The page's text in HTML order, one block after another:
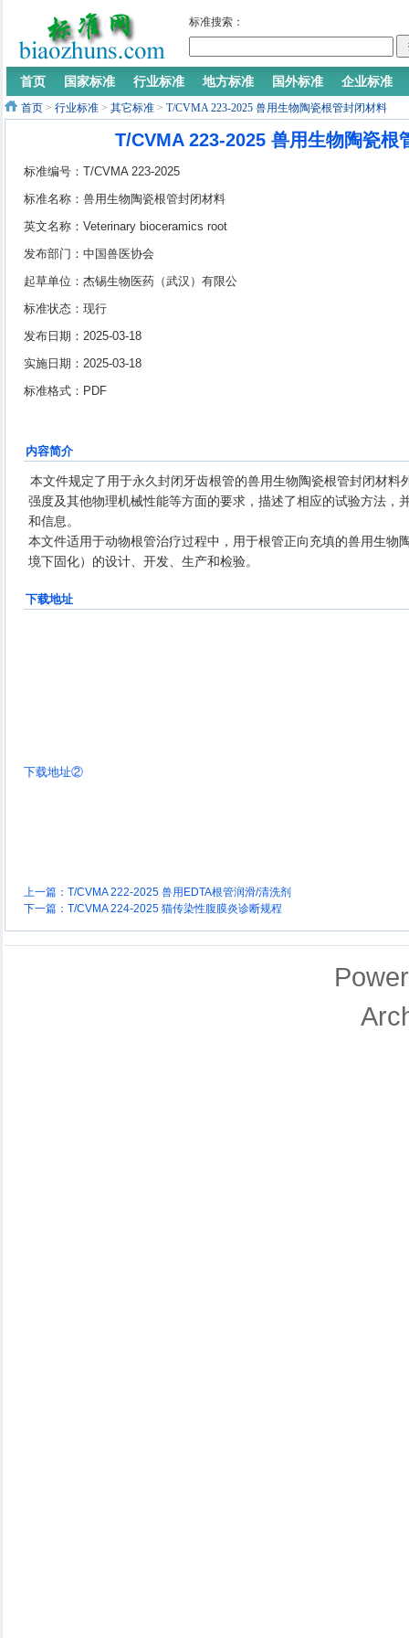
标准搜索：
首页 国家标准 行业标准 地方标准 国外标准 企业标准
首页 > 行业标准 > 其它标准 > T/CVMA 223-2025 兽用生物陶瓷根管封闭材料
T/CVMA 223-2025 兽用生物陶瓷根
标准编号：T/CVMA 223-2025
标准名称：兽用生物陶瓷根管封闭材料
英文名称：Veterinary bioceramics root
canal sealing material
发布部门：中国兽医协会
起草单位：杰锡生物医药（武汉）有限公
司、朗力生物医药（武汉）有限公司、华中
农业大学
标准状态：现行
发布日期：2025-03-18
实施日期：2025-03-18
标准格式：PDF
内容简介
本文件规定了用于永久封闭牙齿根管的兽用生物陶瓷根管封闭材料
强度及其他物理机械性能等方面的要求，描述了相应的试验方法，
和信息。
本文件适用于动物根管治疗过程中，用于根管正向充填的兽用生物
境下固化）的设计、开发、生产和检验。
下载地址
下载地址②
上一篇： T/CVMA 222-2025 兽用EDTA根管润滑/清洗剂
下一篇： T/CVMA 224-2025 猫传染性腹膜炎诊断规程